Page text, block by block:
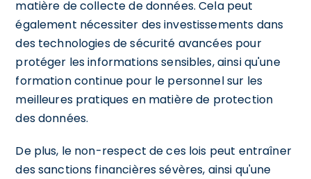
matière de collecte de données. Cela peut
également nécessiter des investissements dans
des technologies de sécurité avancées pour
protéger les informations sensibles, ainsi qu'une
formation continue pour le personnel sur les
meilleures pratiques en matière de protection
des données.
De plus, le non-respect de ces lois peut entraîner
des sanctions financières sévères, ainsi qu'une